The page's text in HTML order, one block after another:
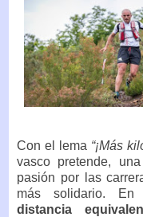
Con el lema “¡Más
vasco pretende,
pasión por las
más solidario. En
distancia